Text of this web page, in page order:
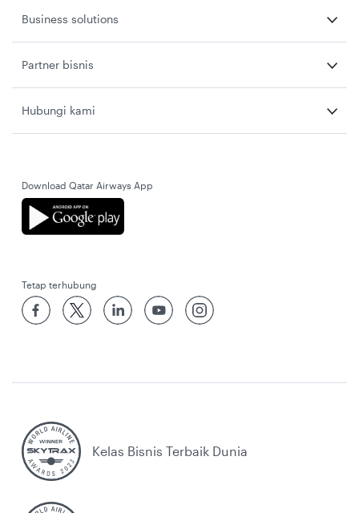
Business solutions
Partner bisnis
Hubungi kami
Download Qatar Airways App
Tetap terhubung
Kelas Bisnis Terbaik Dunia